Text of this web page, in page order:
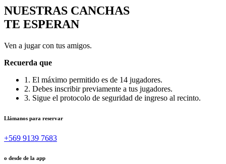
NUESTRAS CANCHAS
TE ESPERAN
Ven a jugar con tus amigos.
Recuerda que
1. El máximo permitido es de 14 jugadores.
2. Debes inscribir previamente a tus jugadores.
3. Sigue el protocolo de seguridad de ingreso al recinto.
Llámanos para reservar
+569 9139 7683
o desde de la app